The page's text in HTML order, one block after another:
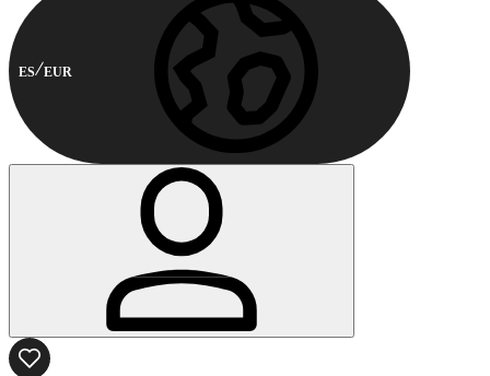
ES EUR